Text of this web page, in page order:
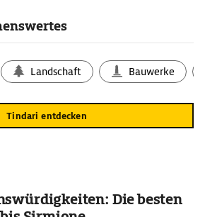
beurteilen. Sie vermitteln höchst
Prozession zu Ehren der Madonna
befindet sich das
antiken griechischen Siedlung
Landschaft Bauwerke
Tindari entdecken
Die besten